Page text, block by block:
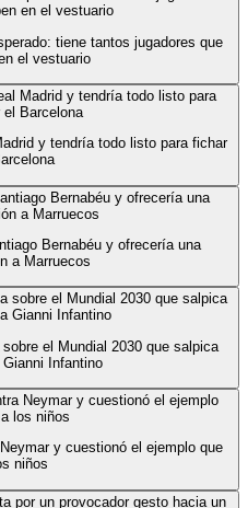
tiene tantos jugadores que
el vestuario
y tendría todo listo para fichar
Bernabéu y ofrecería una
a Marruecos
el Mundial 2030 que salpica
Infantino
y cuestionó el ejemplo que
niños